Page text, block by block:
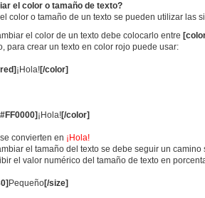
el color o tamaño de texto?
color o tamaño de un texto se pueden utilizar
el color de un texto debe colocarlo entre
para crear un texto en color rojo puede usar:
¡Hola![/color]
¡Hola![/color]
convierten en ¡Hola!
el tamaño del texto se debe seguir un
el valor numérico del tamaño de texto en
Pequeño[/size]